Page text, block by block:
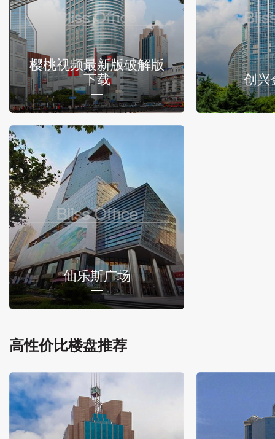
樱桃视频最新版破解版
下载
创兴
仙乐斯广场
高性价比楼盘推荐